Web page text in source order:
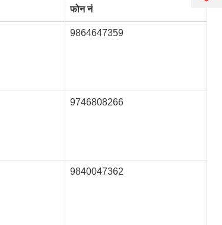
फोन नं
9864647359
9746808266
9840047362